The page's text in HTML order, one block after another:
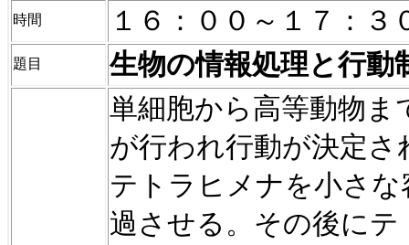
時間 １６：００～１７：３
題目 生物の情報処理と行動
単細胞から高等動物ま
が行われ行動が決定
テトラヒメナを小さ
過させる。その後に